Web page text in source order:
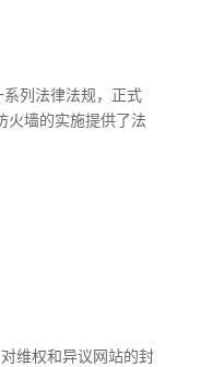
列法律法规，正式
火墙的实施提供了法
维权和异议网站的封